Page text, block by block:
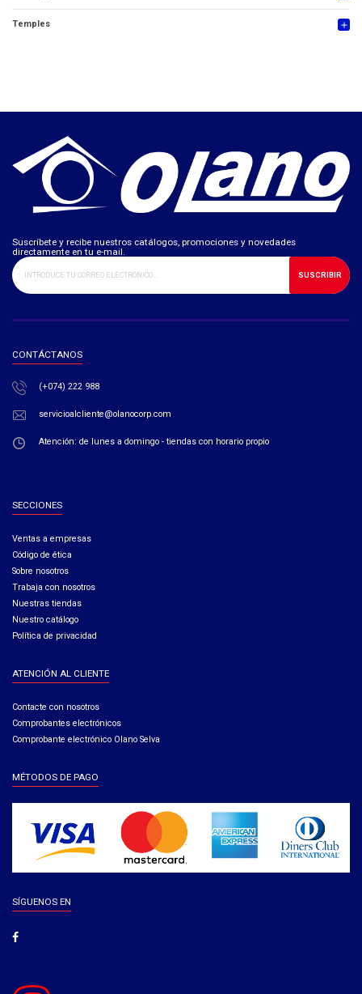
Temples add
Suscríbete y recibe nuestros catálogos, promociones y novedades
directamente en tu e-mail.
SUSCRIBIR
CONTÁCTANOS
(+074) 222 988
servicioalcliente@olanocorp.com
Atención: de lunes a domingo - tiendas con horario propio
SECCIONES
Ventas a empresas​
Código de ética​
Sobre nosotros
Trabaja con nosotros
Nuestras tiendas
Nuestro catálogo
Política de privacidad
ATENCIÓN AL CLIENTE
Contacte con nosotros
Comprobantes electrónicos
Comprobante electrónico Olano Selva
MÉTODOS DE PAGO
SÍGUENOS EN